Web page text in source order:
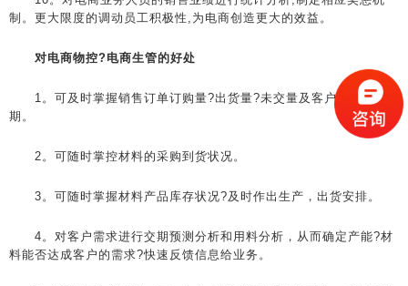
制。更大限度的调动员工积极性,为电商创造更大的效益。
对电商物控?电商生管的好处
1。可及时掌握销售订单订购量?出货量?未交量及客户需求日
期。
2。可随时掌控材料的采购到货状况。
3。可随时掌握材料产品库存状况?及时作出生产，出货安排。
4。对客户需求进行交期预测分析和用料分析，从而确定产能?材
料能否达成客户的需求?快速反馈信息给业务。